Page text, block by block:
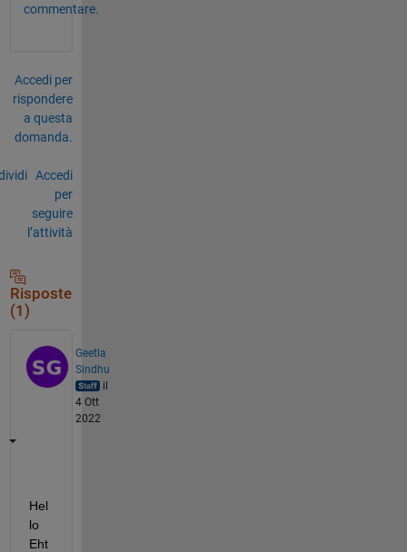
commentare.
Accedi per
rispondere
a questa
domanda.
Accedi
per
seguire
l’attività
Risposte
(1)
Geetla
Sindhu
il
4 Ott
2022
Hel
lo
Eht